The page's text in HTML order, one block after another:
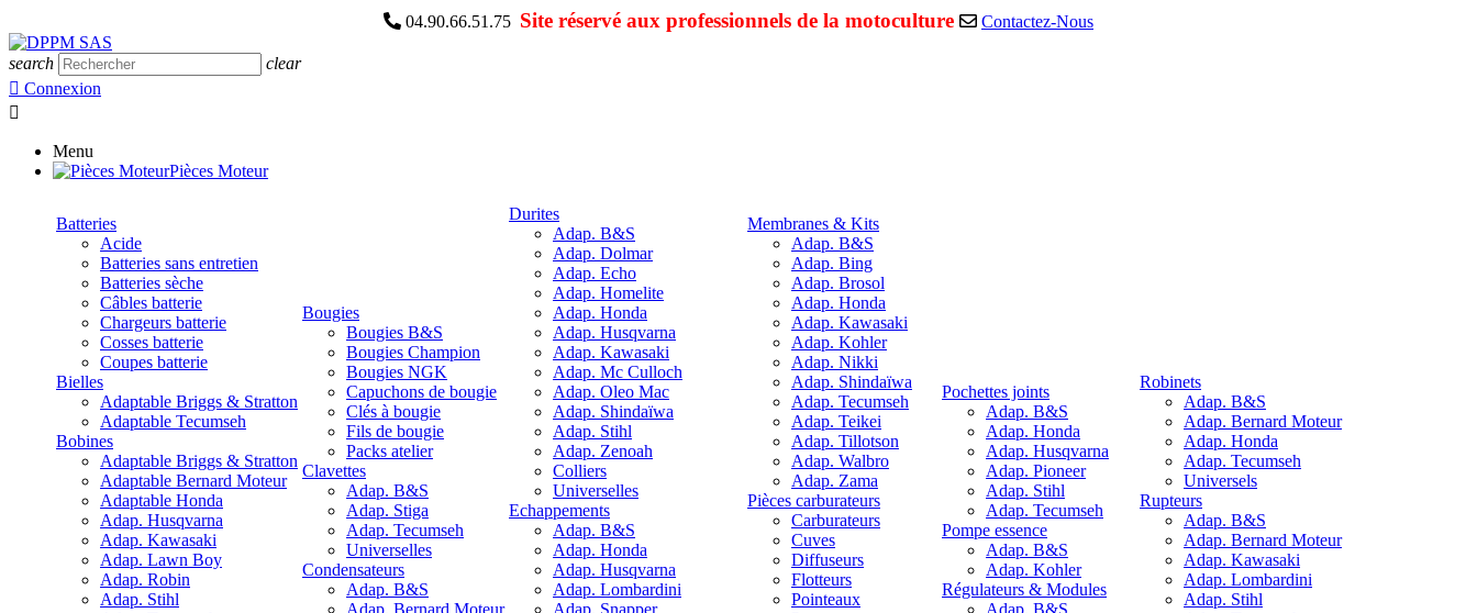
04.90.66.51.75 Site réservé aux professionnels de la motoculture Contactez-Nous
search
clear
 Connexion

Menu
Pièces Moteur
Batteries
Acide
Batteries sans entretien
Batteries sèche
Câbles batterie
Chargeurs batterie
Cosses batterie
Coupes batterie
Bielles
Adaptable Briggs & Stratton
Adaptable Tecumseh
Bobines
Adaptable Briggs & Stratton
Adaptable Bernard Moteur
Adaptable Honda
Adap. Husqvarna
Adap. Kawasaki
Adap. Lawn Boy
Adap. Robin
Adap. Stihl
Bougies
Bougies B&S
Bougies Champion
Bougies NGK
Capuchons de bougie
Clés à bougie
Fils de bougie
Packs atelier
Clavettes
Adap. B&S
Adap. Stiga
Adap. Tecumseh
Universelles
Condensateurs
Adap. B&S
Adap. Bernard Moteur
Durites
Adap. B&S
Adap. Dolmar
Adap. Echo
Adap. Homelite
Adap. Honda
Adap. Husqvarna
Adap. Kawasaki
Adap. Mc Culloch
Adap. Oleo Mac
Adap. Shindaïwa
Adap. Stihl
Adap. Zenoah
Colliers
Universelles
Echappements
Adap. B&S
Adap. Honda
Adap. Husqvarna
Adap. Lombardini
Adap. Snapper
Membranes & Kits
Adap. B&S
Adap. Bing
Adap. Brosol
Adap. Honda
Adap. Kawasaki
Adap. Kohler
Adap. Nikki
Adap. Shindaïwa
Adap. Tecumseh
Adap. Teikei
Adap. Tillotson
Adap. Walbro
Adap. Zama
Pièces carburateurs
Carburateurs
Cuves
Diffuseurs
Flotteurs
Pointeaux
Pochettes joints
Adap. B&S
Adap. Honda
Adap. Husqvarna
Adap. Pioneer
Adap. Stihl
Adap. Tecumseh
Pompe essence
Adap. B&S
Adap. Kohler
Régulateurs & Modules
Adap. B&S
Robinets
Adap. B&S
Adap. Bernard Moteur
Adap. Honda
Adap. Tecumseh
Universels
Rupteurs
Adap. B&S
Adap. Bernard Moteur
Adap. Kawasaki
Adap. Lombardini
Adap. Stihl